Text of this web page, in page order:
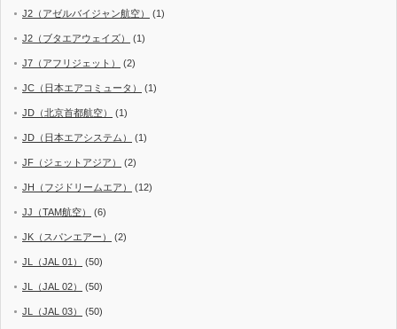
J2（アゼルバイジャン航空） (1)
J2（ブタエアウェイズ） (1)
J7（アフリジェット） (2)
JC（日本エアコミュータ） (1)
JD（北京首都航空） (1)
JD（日本エアシステム） (1)
JF（ジェットアジア） (2)
JH（フジドリームエア） (12)
JJ（TAM航空） (6)
JK（スパンエアー） (2)
JL（JAL 01） (50)
JL（JAL 02） (50)
JL（JAL 03） (50)